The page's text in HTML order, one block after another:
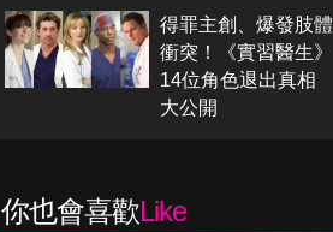
得罪主創、爆發肢體
衝突！《實習醫生》
14位角色退出真相
大公開
你也會喜歡Like